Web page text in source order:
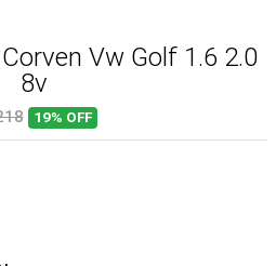
Vw Golf 1.6 2.0
8v
19% OFF